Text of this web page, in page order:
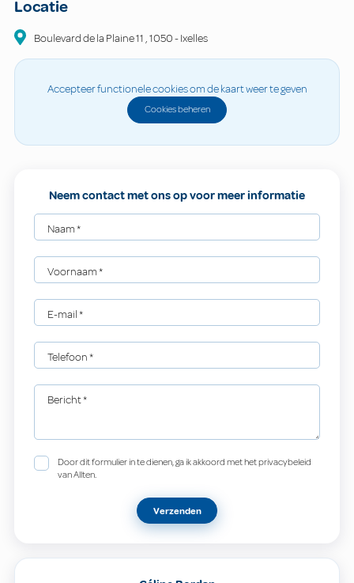
Locatie
Boulevard de la Plaine11,1050-Ixelles
Accepteer functionele cookies om de kaart weer te geven
Cookies beheren
Neem contact met ons op voor meer informatie
Naam*
Voornaam*
E-mail*
Telefoon*
Bericht*
Door dit formulier in te dienen, ga ik akkoord met het privacybeleid
van Allten.
Verzenden